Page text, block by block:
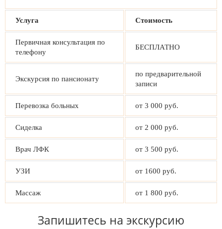
Услуга Стоимость
Первичная консультация по
телефону
БЕСПЛАТНО
Экскурсия по пансионату
по предварительной
записи
Перевозка больных от 3 000 руб.
Сиделка от 2 000 руб.
Врач ЛФК от 3 500 руб.
УЗИ от 1600 руб.
Массаж от 1 800 руб.
Запишитесь на экскурсию